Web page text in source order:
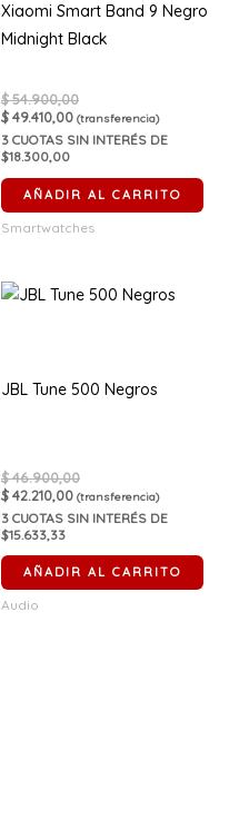
Xiaomi Smart Band 9 Negro
Midnight Black
$54.900,00
$49.410,00 (transferencia)
3 CUOTAS SIN INTERÉS DE
$18.300,00
AÑADIR AL CARRITO
Smartwatches
JBL Tune 500 Negros
$46.900,00
$42.210,00 (transferencia)
3 CUOTAS SIN INTERÉS DE
$15.633,33
AÑADIR AL CARRITO
Audio